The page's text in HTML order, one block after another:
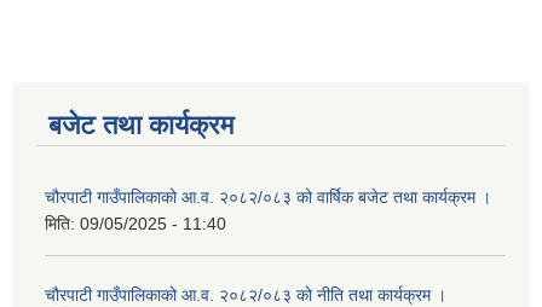
बजेट तथा कार्यक्रम
चौरपाटी गाउँपालिकाको आ.व. २०८२/०८३ को वार्षिक बजेट तथा कार्यक्रम ।
मिति: 09/05/2025 - 11:40
चौरपाटी गाउँपालिकाको आ.व. २०८२/०८३ को नीति तथा कार्यक्रम ।